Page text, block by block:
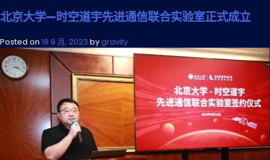
北京大学—时空道宇先进通信联合实验室正式成立
Posted on 18 9 月, 2023 bygravity